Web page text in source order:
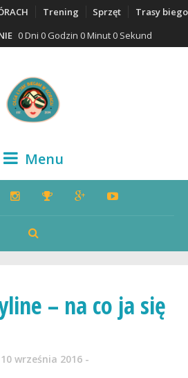
Trening Sprzęt
Trasy
0 Dni 0 Godzin 0 Minut 0 Sekund
Menu
– na co ja się
10 września 2016